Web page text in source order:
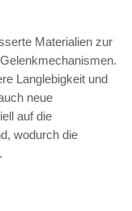
Materialien zur
Langlebigkeit und
neue
auf die
wodurch die